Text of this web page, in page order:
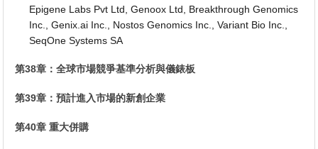
Epigene Labs Pvt Ltd, Genoox Ltd, Breakthrough Genomics
Inc., Genix.ai Inc., Nostos Genomics Inc., Variant Bio Inc.,
SeqOne Systems SA
第38章：全球市場競爭基準分析與儀錶板
第39章：預計進入市場的新創企業
第40章 重大併購